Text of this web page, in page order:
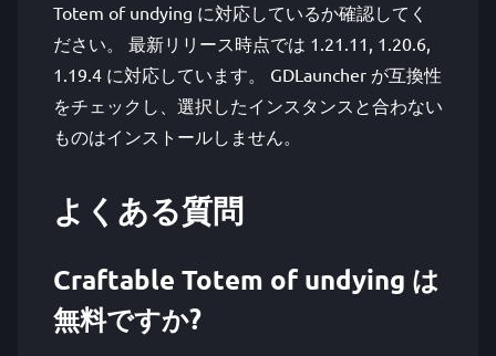
Totem of undying に対応しているか確認してく
ださい。 最新リリース時点では 1.21.11, 1.20.6,
1.19.4 に対応しています。 GDLauncher が互換性
をチェックし、選択したインスタンスと合わない
ものはインストールしません。
よくある質問
Craftable Totem of undying は
無料ですか?